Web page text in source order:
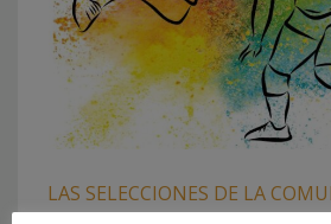
LAS SELECCIONES DE LA